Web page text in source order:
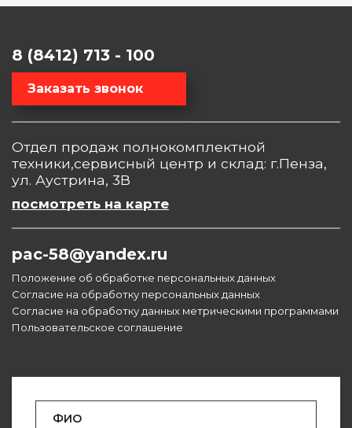
8 (8412) 713 - 100
Заказать звонок
Отдел продаж полнокомплектной
техники,сервисный центр и склад: г.Пенза,
ул. Аустрина, 3В
посмотреть на карте
pac-58@yandex.ru
Положение об обработке персональных данных
Согласие на обработку персональных данных
Согласие на обработку данных метрическими программами
Пользовательское соглашение